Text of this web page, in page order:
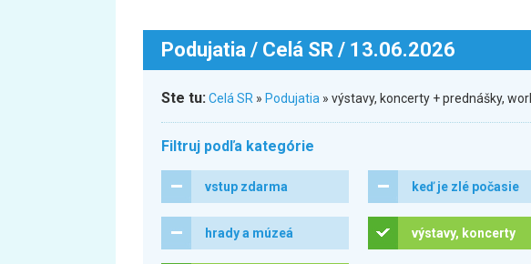
Podujatia / Celá SR / 13.06.2026
Ste tu:Celá SR » Podujatia » výstavy, koncerty + prednášky,
Filtruj podľa kategórie
vstup zdarma keď je zlé počasie
hrady a múzeá výstavy, koncerty